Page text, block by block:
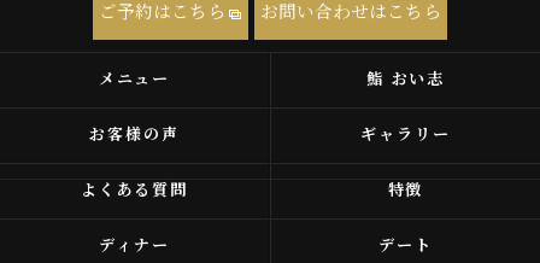
ご予約はこちら お問い合わせはこちら
メニュー 鮨 おい志
お客様の声 ギャラリー
よくある質問 特徴
ディナー デート